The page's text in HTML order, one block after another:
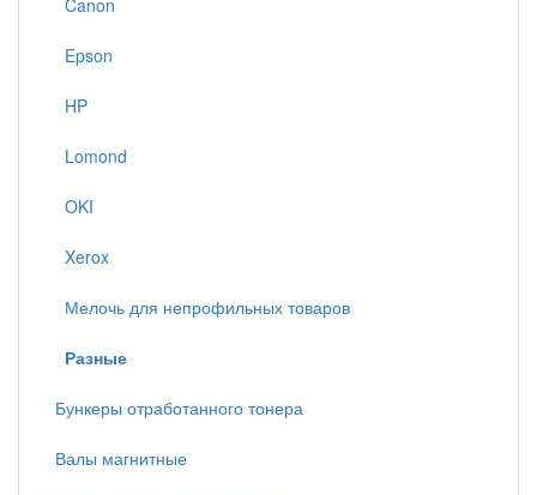
Canon
Epson
HP
Lomond
OKI
Xerox
Мелочь для непрофильных товаров
Разные
Бункеры отработанного тонера
Валы магнитные